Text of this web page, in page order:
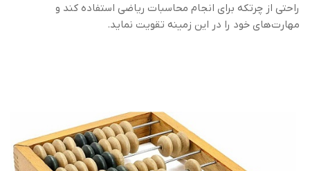
راحتی از چرتکه برای انجام محاسبات ریاضی استفاده کند و
مهارت‌های خود را در این زمینه تقویت نماید.